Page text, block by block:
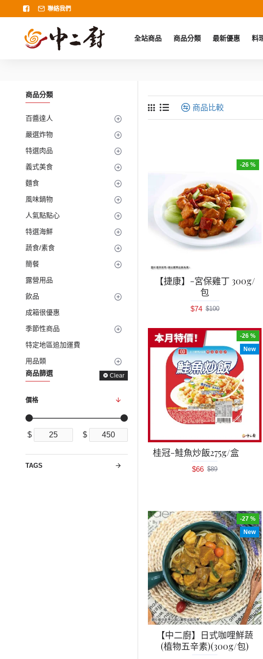
聯絡我們
全站商品 商品分類 最新優惠 料
商品分類
百醬達人
嚴選炸物
特選肉品
義式美食
麵食
風味鍋物
人氣點點心
特選海鮮
蔬食/素食
簡餐
露營用品
飲品
成箱很優惠
季節性商品
特定地區追加運費
用品類
商品篩選
Clear
價格
$ $
TAGS
商品比較
-26 %
【捷康】-宮保雞丁 300g/
包
$74 $100
New
-26 %
桂冠-鮭魚炒飯275g/盒
$66 $89
New
-27 %
【中二廚】日式咖哩鮮蔬
(植物五辛素)(300g/包)